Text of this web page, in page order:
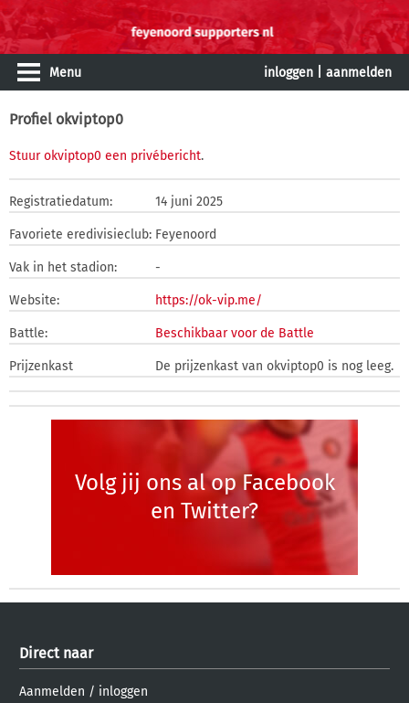
Menu inloggen aanmelden
Profiel okviptop0
Stuur okviptop0 een privébericht.
Registratiedatum: 14 juni 2025
Favoriete eredivisieclub: Feyenoord
Vak in het stadion: -
Website: https://ok-vip.me/
Battle: Beschikbaar voor de Battle
Prijzenkast De prijzenkast van okviptop0 is nog leeg.
Volg jij ons al op Facebook
en Twitter?
Direct naar
Aanmelden / inloggen